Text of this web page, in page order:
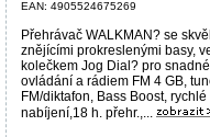
EAN: 4905524675269
Přehrávač WALKMAN? se
znějícími prokreslenými basy,
kolečkem Jog Dial? pro snadné
ovládání a rádiem FM 4 GB,
FM/diktafon, Bass Boost, rychlé
nabíjení,18 h. přehr.,...